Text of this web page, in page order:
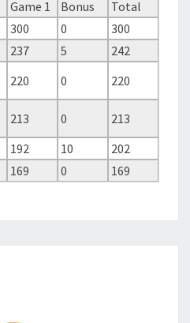
Game 1 Bonus
Total
300 0
300
237 5
242
220 0 220
213 0
213
192 10
202
169 0 169